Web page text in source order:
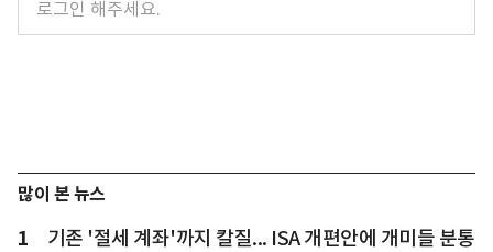
많이 본 뉴스
1 기존 '절세 계좌'까지 칼질... ISA 개편안에 개미들 분통